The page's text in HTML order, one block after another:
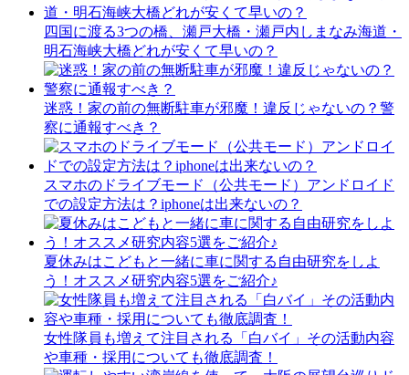
四国に渡る3つの橋、瀬戸大橋・瀬戸内しまなみ海道・
明石海峡大橋どれが安くて早いの？
迷惑！家の前の無断駐車が邪魔！違反じゃないの？警
察に通報すべき？
スマホのドライブモード（公共モード）アンドロイド
での設定方法は？iphoneは出来ないの？
夏休みはこどもと一緒に車に関する自由研究をしよ
う！オススメ研究内容5選をご紹介♪
女性隊員も増えて注目される「白バイ」その活動内容
や車種・採用についても徹底調査！